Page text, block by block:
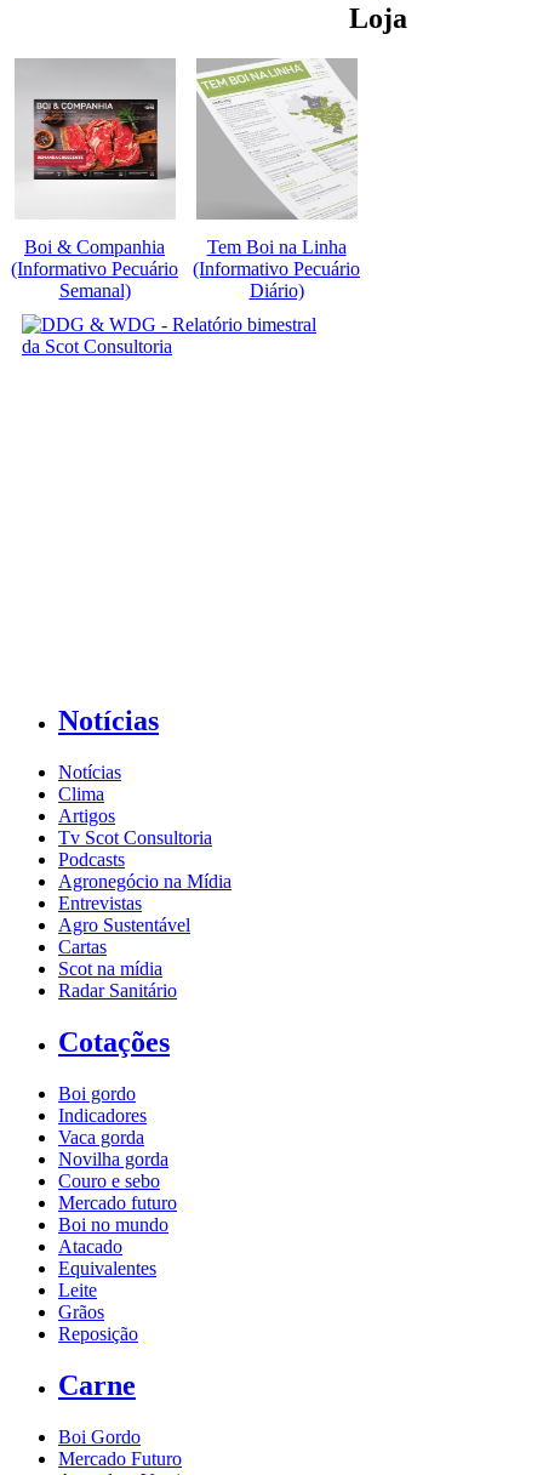
Loja
Boi & Companhia
(Informativo Pecuário
Semanal)
Tem Boi na Linha
(Informativo Pecuário
Diário)
Notícias
Notícias
Clima
Artigos
Tv Scot Consultoria
Podcasts
Agronegócio na Mídia
Entrevistas
Agro Sustentável
Cartas
Scot na mídia
Radar Sanitário
Cotações
Boi gordo
Indicadores
Vaca gorda
Novilha gorda
Couro e sebo
Mercado futuro
Boi no mundo
Atacado
Equivalentes
Leite
Grãos
Reposição
Carne
Boi Gordo
Mercado Futuro